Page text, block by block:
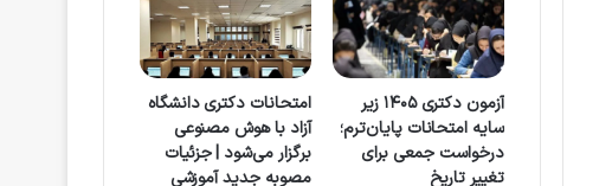
آزمون دکتری ۱۴۰۵ زیر
سایه امتحانات پایان‌ترم؛
درخواست جمعی برای
تغییر تاریخ
امتحانات دکتری دانشگاه
آزاد با هوش مصنوعی
برگزار می‌شود | جزئیات
مصوبه جدید آموزشی